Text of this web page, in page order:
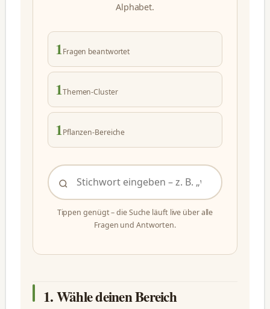
Alphabet.
1Fragen beantwortet
1Themen-Cluster
1Pflanzen-Bereiche
Tippen genügt – die Suche läuft live über alle
Fragen und Antworten.
1. Wähle deinen Bereich